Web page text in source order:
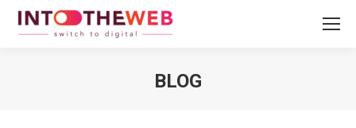
BLOG